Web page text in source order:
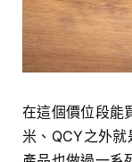
在這個價位段能
米、QCY之外